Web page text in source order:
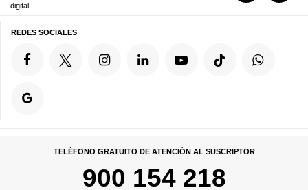
digital
REDES SOCIALES
TELÉFONO GRATUITO DE ATENCIÓN AL SUSCRIPTOR
900 154 218